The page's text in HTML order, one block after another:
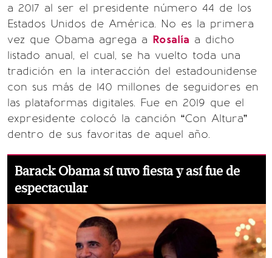
a 2017 al ser el presidente número 44 de los
Estados Unidos de América. No es la primera
vez que Obama agrega a Rosalía a dicho
listado anual, el cual, se ha vuelto toda una
tradición en la interacción del estadounidense
con sus más de 140 millones de seguidores en
las plataformas digitales. Fue en 2019 que el
expresidente colocó la canción “Con Altura”
dentro de sus favoritas de aquel año.
Barack Obama sí tuvo fiesta y así fue de
espectacular